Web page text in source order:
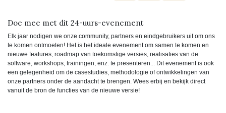
Doe mee met dit 24-uurs-evenement
Elk jaar nodigen we onze community, partners en eindgebruikers uit om ons
te komen ontmoeten! Het is het ideale evenement om samen te komen en
nieuwe features, roadmap van toekomstige versies, realisaties van de
software, workshops, trainingen, enz. te presenteren... Dit evenement is ook
een gelegenheid om de casestudies, methodologie of ontwikkelingen van
onze partners onder de aandacht te brengen. Wees erbij en bekijk direct
vanuit de bron de functies van de nieuwe versie!